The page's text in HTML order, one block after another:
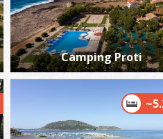
Camping Proti